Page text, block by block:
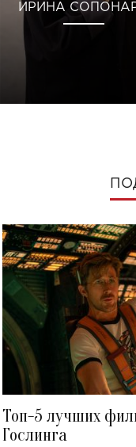
ИРИНА
Топ-5 лучших
Гослинга